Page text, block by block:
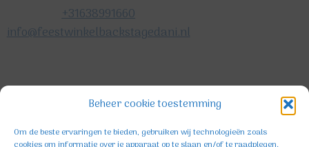
Beheer cookie toestemming
Om de beste ervaringen te bieden, gebruiken wij technologieën zoals
+31638991660
info@feestwinkelbackstagedani.nl
©2025 TeDa-design